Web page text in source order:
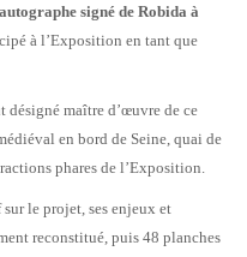
signé de Robida à
à l’Exposition en tant que
maître d’œuvre de ce
en bord de Seine, quai de
phares de l’Exposition.
le projet, ses enjeux et
reconstitué, puis 48 planches